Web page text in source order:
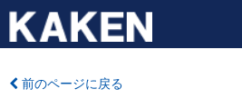
前のページに戻る